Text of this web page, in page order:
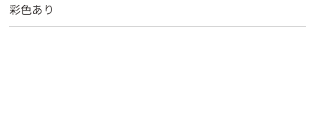
彩色あり